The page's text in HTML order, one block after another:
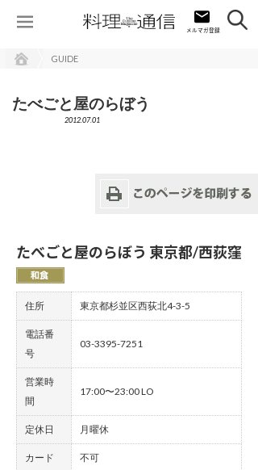
GUIDE
たべごと屋のらぼう
2012.07.01
たべごと屋のらぼう 東京都/西荻窪
住所 東京都杉並区西荻北4-3-5
電話番
号
03-3395-7251
営業時
間
17:00〜23:00 LO
定休日 月曜休
カード 不可